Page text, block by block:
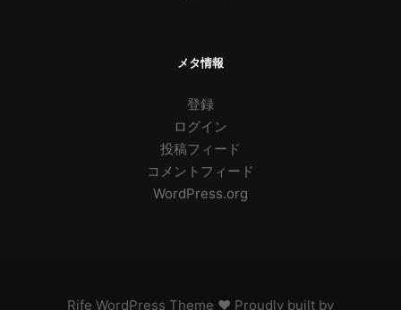
メタ情報
登録
ログイン
投稿フィード
コメントフィード
WordPress.org
Rife WordPress Theme ♥ Proudly built by